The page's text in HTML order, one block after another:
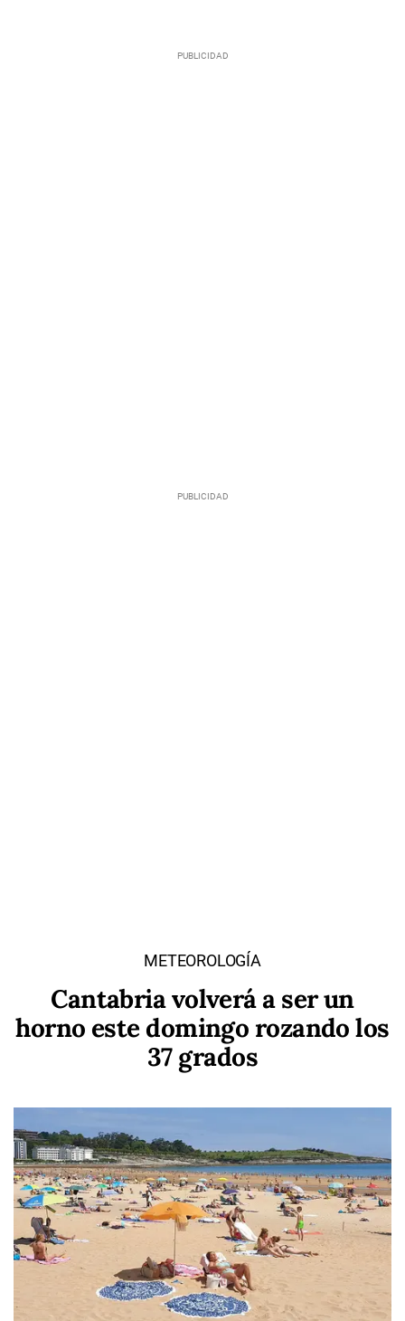
METEOROLOGÍA
Cantabria volverá a ser un
horno este domingo rozando los
37 grados